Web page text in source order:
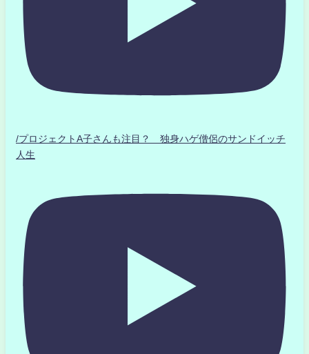
/プロジェクトA子さんも注目？ 独身ハゲ僧侶のサンドイッチ
人生